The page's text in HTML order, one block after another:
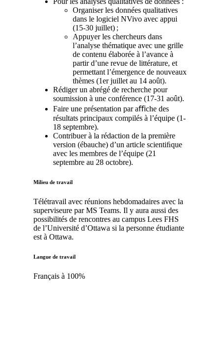
Organiser les données qualitatives
dans le logiciel NVivo avec appui
(15-30 juillet) ;
Appuyer les chercheurs dans
l’analyse thématique avec une grille
de contenu élaborée à l’avance à
partir d’une revue de littérature, et
permettant l’émergence de nouveaux
thèmes (1er juillet au 14 août).
Rédiger un abrégé de recherche pour
soumission à une conférence (17-31 août).
Faire une présentation par aﬃche des
résultats principaux compilés à l’équipe (1-
18 septembre).
Contribuer à la rédaction de la première
version (ébauche) d’un article scientiﬁque
avec les membres de l’équipe (21
septembre au 28 octobre).
Milieu de travail
Télétravail avec réunions hebdomadaires avec la
superviseure par MS Teams. Il y aura aussi des
possibilités de rencontres au campus Lees FHS
de l’Université d’Ottawa si la personne étudiante
est à Ottawa.
Langue de travail
Français à 100%